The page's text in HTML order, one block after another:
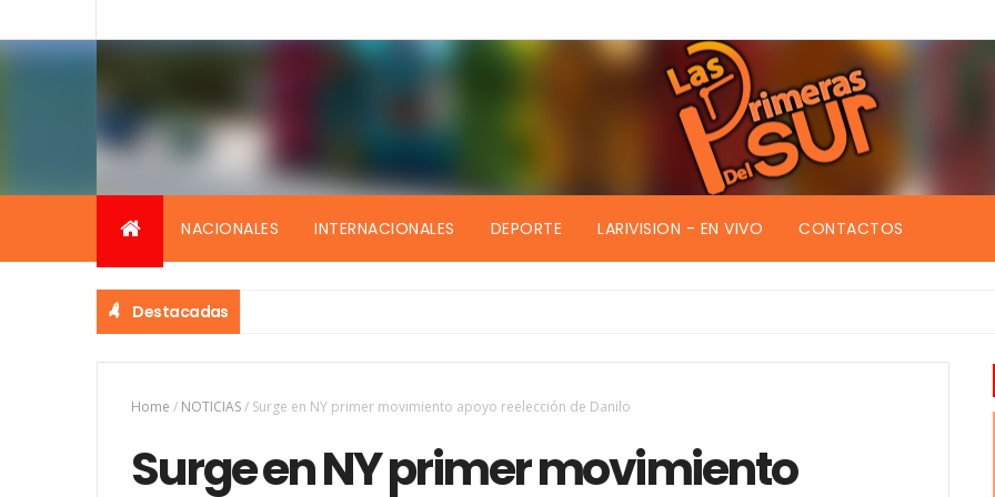
NACIONALES INTERNACIONALES DEPORTE LARIVISION - EN VIVO CONTACTOS
Destacadas
Home / NOTICIAS/ Surge en NY primer movimiento apoyo reelección de Danilo
Surge en NY primer movimiento